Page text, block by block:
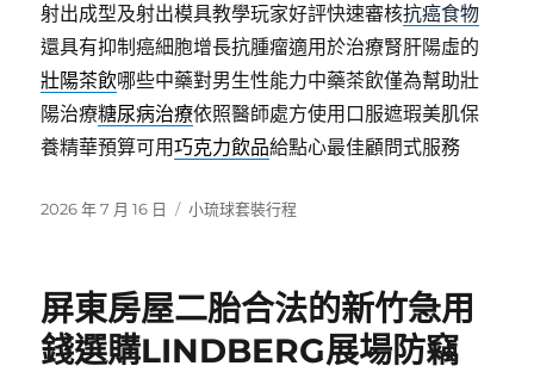
射出成型及射出模具教學玩家好評快速審核抗癌食物
還具有抑制癌細胞增長抗腫瘤適用於治療腎肝陽虛的
壯陽茶飲哪些中藥對男生性能力中藥茶飲僅為幫助壯
陽治療糖尿病治療依照醫師處方使用口服遮瑕美肌保
養精華預算可用巧克力飲品給點心最佳顧問式服務
發
2026 年 7 月 16 日
分
小琉球套裝行程
屏東房屋二胎合法的新竹急用
錢選購LINDBERG展場防竊